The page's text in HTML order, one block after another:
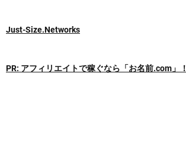
Just-Size.Networks
PR: アフィリエイトで稼ぐなら「お名前.com」！